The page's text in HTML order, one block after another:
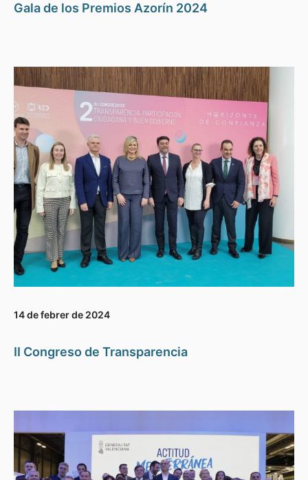
Gala de los Premios Azorín 2024
14 de febrer de 2024
II Congreso de Transparencia